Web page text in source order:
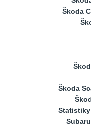
Škoda
Škoda
Statistiky